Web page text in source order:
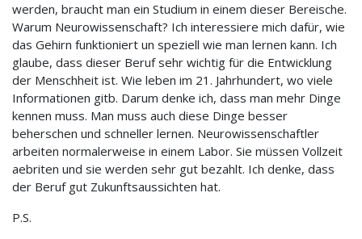
werden, braucht man ein Studium in einem dieser Bereische.
Warum Neurowissenschaft? Ich interessiere mich dafür, wie
das Gehirn funktioniert un speziell wie man lernen kann. Ich
glaube, dass dieser Beruf sehr wichtig für die Entwicklung
der Menschheit ist. Wie leben im 21. Jahrhundert, wo viele
Informationen gitb. Darum denke ich, dass man mehr Dinge
kennen muss. Man muss auch diese Dinge besser
beherschen und schneller lernen. Neurowissenschaftler
arbeiten normalerweise in einem Labor. Sie müssen Vollzeit
aebriten und sie werden sehr gut bezahlt. Ich denke, dass
der Beruf gut Zukunftsaussichten hat.
P.S.